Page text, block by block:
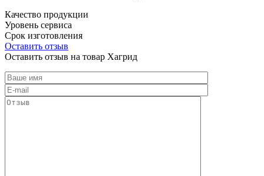
Качество продукции
Уровень сервиса
Срок изготовления
Оставить отзыв
Оставить отзыв на товар Хагрид